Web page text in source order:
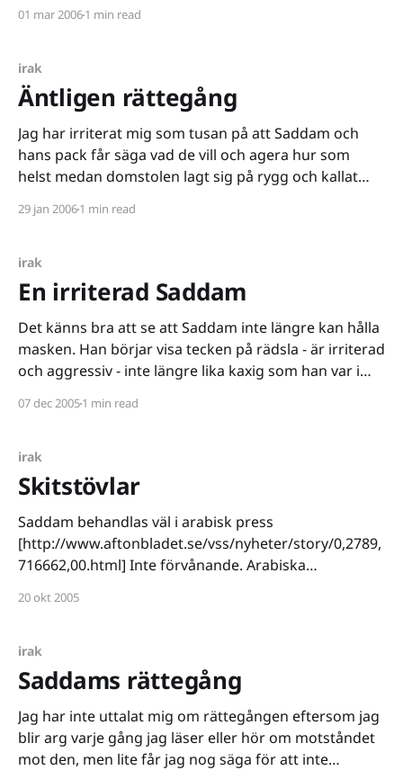
Allting som Baathpartisterna gjorde har
en känsla av
01 mar 20061 min read
irak
Äntligen rättegång
Jag har irriterat mig som tusan på att Saddam och
hans pack får säga vad de vill och agera hur som
helst medan domstolen lagt sig på rygg och kallat
ser hur den nya domaren Rauf Rashid Abdel Rahman
29 jan 20061 min read
irak
En irriterad Saddam
Det känns bra att se att Saddam inte längre kan hålla
masken. Han börjar visa tecken på rädsla - är irriterad
och aggressiv - inte längre lika kaxig som han var i
under den här rättegången fått någonting han aldrig
07 dec 20051 min read
irak
Skitstövlar
Saddam behandlas väl i arabisk press
[http://www.aftonbladet.se/vss/nyheter/story/0,2789,
716662,00.html] Inte förvånande. Arabiska
kollegor. *platshållare till en riktigt grov svordom
20 okt 2005
irak
Saddams rättegång
Jag har inte uttalat mig om rättegången eftersom jag
blir arg varje gång jag läser eller hör om motståndet
mot den, men lite får jag nog säga för att inte